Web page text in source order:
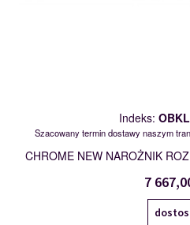
Indeks:
Szacowany termin dostawy naszym
CHROME NEW NAROŻNIK
7